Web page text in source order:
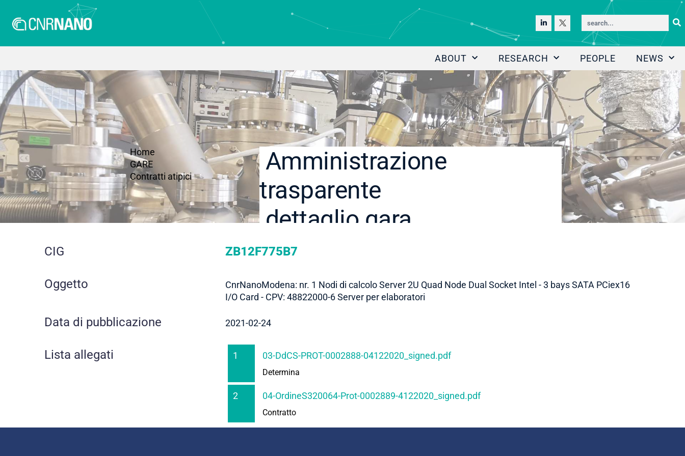
ABOUT RESEARCH PEOPLE NEWS
Home
GARE
Contratti atipici
Amministrazione
trasparente
dettaglio gara
CIG ZB12F775B7
Oggetto
CnrNanoModena: nr. 1 Nodi di calcolo Server 2U Quad Node Dual Socket Intel - 3 bays SATA PCiex16
I/O Card - CPV: 48822000-6 Server per elaboratori
Data di pubblicazione 2021-02-24
Lista allegati 1 03-DdCS-PROT-0002888-04122020_signed.pdf
Determina
2 04-OrdineS320064-Prot-0002889-4122020_signed.pdf
Contratto